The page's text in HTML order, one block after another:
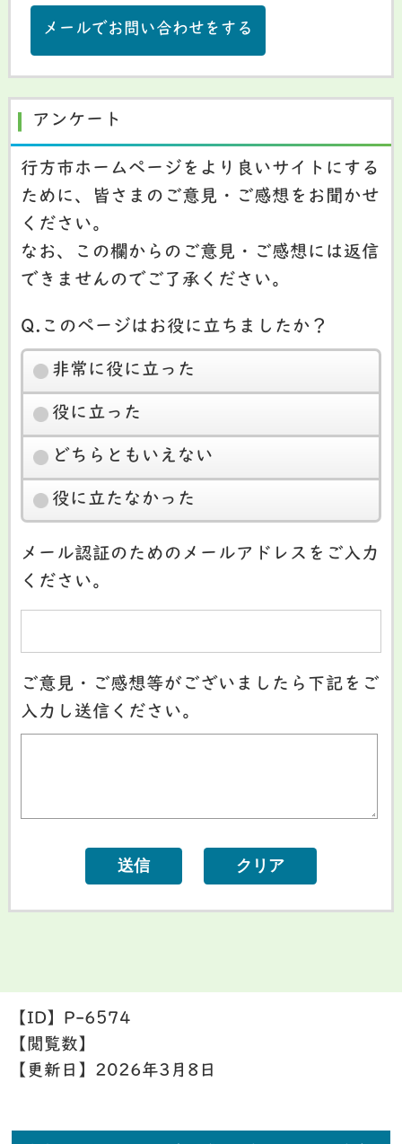
メールでお問い合わせをする
アンケート
行方市ホームページをより良いサイトにする
ために、皆さまのご意見・ご感想をお聞かせ
ください。
なお、この欄からのご意見・ご感想には返信
できませんのでご了承ください。
Q.このページはお役に立ちましたか？
非常に役に立った
役に立った
どちらともいえない
役に立たなかった
メール認証のためのメールアドレスをご入力
ください。
ご意見・ご感想等がございましたら下記をご
入力し送信ください。
【ID】 P-6574
【閲覧数】
【更新日】 2026年3月8日